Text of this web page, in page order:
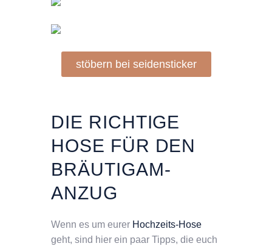
stöbern bei seidensticker
DIE RICHTIGE
HOSE FÜR DEN
BRÄUTIGAM-
ANZUG
Wenn es um eurer Hochzeits-Hose
geht, sind hier ein paar Tipps, die euch